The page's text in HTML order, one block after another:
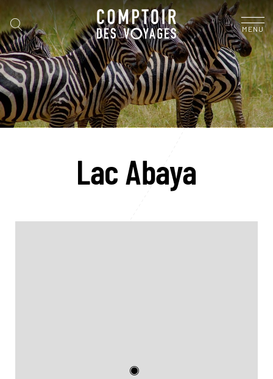
MENU
Lac Abaya